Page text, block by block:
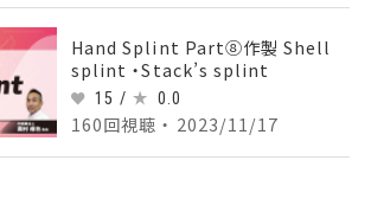
Hand Splint Part⑧作製 Shell
splint ・Stack’s splint
15 / 0.0
160回視聴 ・ 2023/11/17